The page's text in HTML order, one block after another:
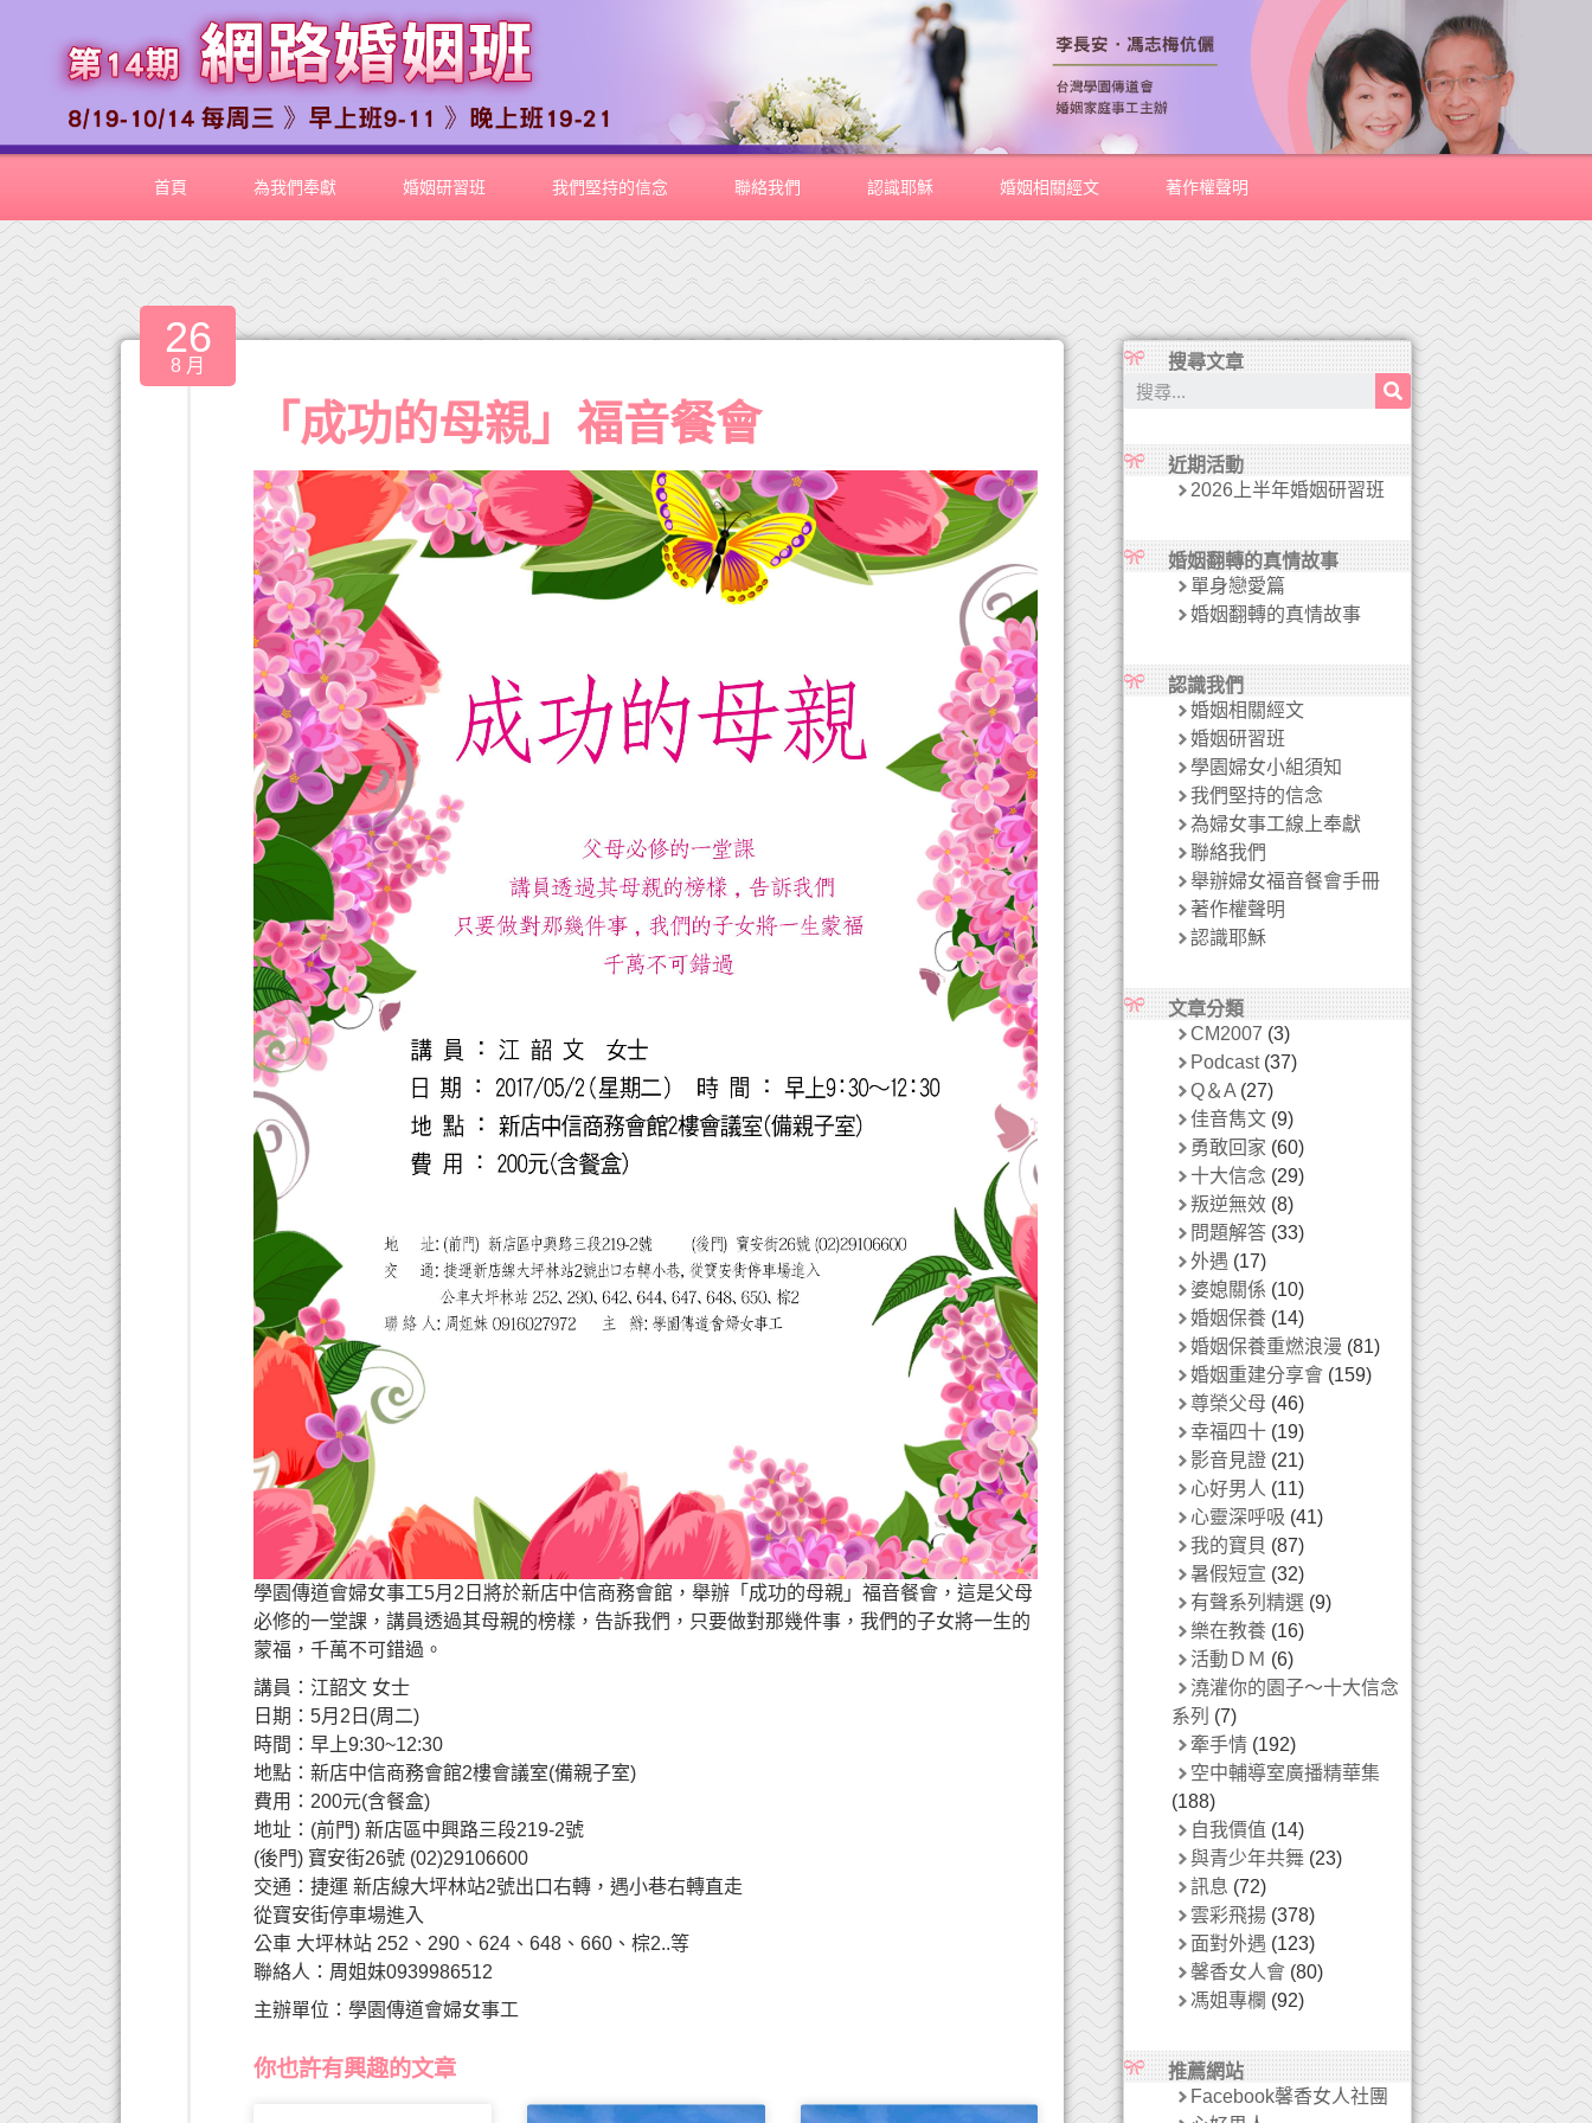
首頁 為我們奉獻 婚姻研習班 我們堅持的信念 聯絡我們 認識耶穌 婚姻相關經文 著作權聲明
26
8 月
「成功的母親」福音餐會
學園傳道會婦女事工5月2日將於新店中信商務會館，舉辦「成功的母親」福音餐會，這是父母
必修的一堂課，講員透過其母親的榜樣，告訴我們，只要做對那幾件事，我們的子女將一生的
蒙福，千萬不可錯過。
講員：江韶文 女士
日期：5月2日(周二)
時間：早上9:30~12:30
地點：新店中信商務會館2樓會議室(備親子室)
費用：200元(含餐盒)
地址：(前門) 新店區中興路三段219-2號
(後門) 寶安街26號 (02)29106600
交通：捷運 新店線大坪林站2號出口右轉，遇小巷右轉直走
從寶安街停車場進入
公車 大坪林站 252、290、624、648、660、棕2..等
聯絡人：周姐妹0939986512
主辦單位：學園傳道會婦女事工
你也許有興趣的文章
搜尋文章
近期活動
2026上半年婚姻研習班
婚姻翻轉的真情故事
單身戀愛篇
婚姻翻轉的真情故事
認識我們
婚姻相關經文
婚姻研習班
學園婦女小組須知
我們堅持的信念
為婦女事工線上奉獻
聯絡我們
舉辦婦女福音餐會手冊
著作權聲明
認識耶穌
文章分類
CM2007 (3)
Podcast(37)
Q＆A(27)
佳音雋文(9)
勇敢回家 (60)
十大信念 (29)
叛逆無效(8)
問題解答(33)
外遇 (17)
婆媳關係 (10)
婚姻保養(14)
婚姻保養重燃浪漫 (81)
婚姻重建分享會(159)
尊榮父母 (46)
幸福四十(19)
影音見證(21)
心好男人 (11)
心靈深呼吸 (41)
我的寶貝 (87)
暑假短宣 (32)
有聲系列精選(9)
樂在教養(16)
活動ＤＭ (6)
澆灌你的園子～十大信念
系列 (7)
牽手情(192)
空中輔導室廣播精華集
(188)
自我價值 (14)
與青少年共舞(23)
訊息 (72)
雲彩飛揚(378)
面對外遇 (123)
馨香女人會(80)
馮姐專欄 (92)
推薦網站
Facebook馨香女人社團